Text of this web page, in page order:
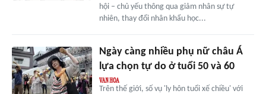
hội – chủ yếu thông qua giảm nhân sự tự
nhiên, thay đổi nhân khẩu học...
Ngày càng nhiều phụ nữ châu Á
lựa chọn tự do ở tuổi 50 và 60
Trên thế giới, số vụ 'ly hôn tuổi xế chiều' với